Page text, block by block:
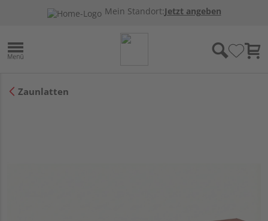
Mein Standort:Jetzt angeben
Zaunlatten